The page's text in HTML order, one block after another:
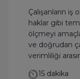
Çalışanların
haklar gibi
ölçmeyi
ve doğrudan
verimliliği
15 dakika